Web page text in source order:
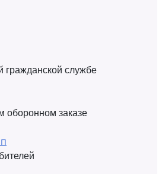
гражданской службе
оборонном заказе